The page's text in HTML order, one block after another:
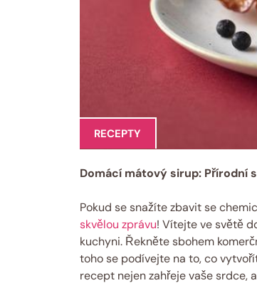
RECEPTY
Domácí mátový sirup: Přírodní
Pokud se snažíte zbavit se
skvělou zprávu! Vítejte ve světě
kuchyni. Řekněte sbohem
toho se podívejte na to, co
recept nejen zahřeje vaše srdce,